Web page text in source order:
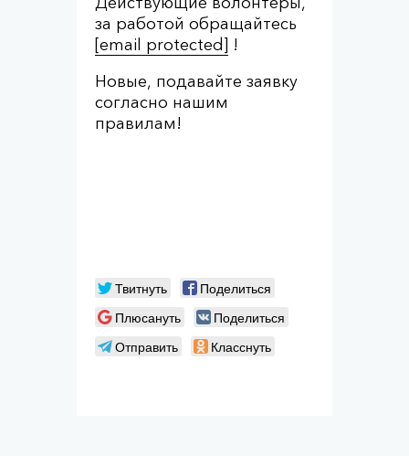
за работой обращайтесь
[email protected] !
Новые, подавайте заявку
согласно нашим
правилам!
Твитнуть
Поделиться
Плюсануть
Поделиться
Отправить
Класснуть